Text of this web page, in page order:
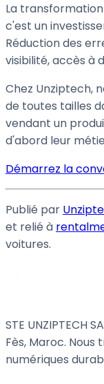
La
c'est un
Réduction des
visibilité, accès à
Chez Unziptech,
de toutes tailles
vendant un
d'abord leur
Démarrez la
Publié par
et relié à
voitures.
STE UNZIPTECH
Fès, Maroc.
numériques